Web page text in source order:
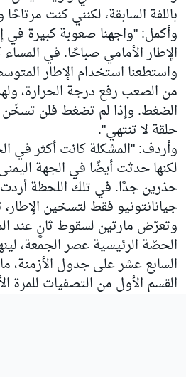
باللفة السابقة، لكنني كنت
وأكمل: "واجهنا صعوبة كبيرة في
الإطار الأمامي صباحًا. في
واستطعنا استخدام الإطار
من الصعب رفع درجة الحرارة،
الضغط. وإذا لم تضغط فلن تسخّن
حلقة لا تنتهي".
وأردف: "المشكلة كانت أكثر في
لكنها حدثت أيضًا في الجهة
حذرين جدًا. في تلك اللحظة أردت
جيانانتونيو فقط لتسخين
الحصّة الرئيسية عصر الجمعة،
السابع عشر على جدول
القسم الأول من التصفيات للمرة